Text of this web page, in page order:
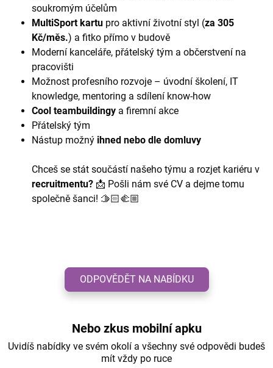
soukromým účelům
MultiSport kartu pro aktivní životní styl (za 305
Kč/měs.) a fitko přímo v budově
Moderní kanceláře, přátelský tým a občerstvení na
pracovišti
Možnost profesního rozvoje – úvodní školení, IT
knowledge, mentoring a sdílení know-how
Cool teambuildingy a firemní akce
Přátelský tým
Nástup možný ihned nebo dle domluvy
Chceš se stát součástí našeho týmu a rozjet kariéru v
recruitmentu? 📩 Pošli nám své CV a dejme tomu
společně šanci! 🫱🏻🫲🏼
ODPOVĚDĚT NA NABÍDKU
Nebo zkus mobilní apku
Uvidíš nabídky ve svém okolí a všechny své odpovědi budeš
mít vždy po ruce